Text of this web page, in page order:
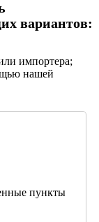
вариантов:
импортера;
нашей
пункты